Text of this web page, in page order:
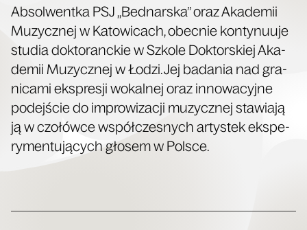
Absol­went­ka PSJ „Bed­nar­ska” oraz Aka­de­mii
Muzycz­nej w Kato­wi­cach, obec­nie kon­ty­nu­uje
stu­dia dok­to­ranc­kie w Szko­le Dok­tor­skiej Aka­
de­mii Muzycz­nej w Łodzi. Jej bada­nia nad gra­
ni­ca­mi eks­pre­sji wokal­nej oraz inno­wa­cyj­ne
podej­ście do impro­wi­za­cji muzycz­nej sta­wia­ją
ją w czo­łów­ce współ­cze­snych arty­stek eks­pe­
ry­men­tu­ją­cych gło­sem w Polsce.